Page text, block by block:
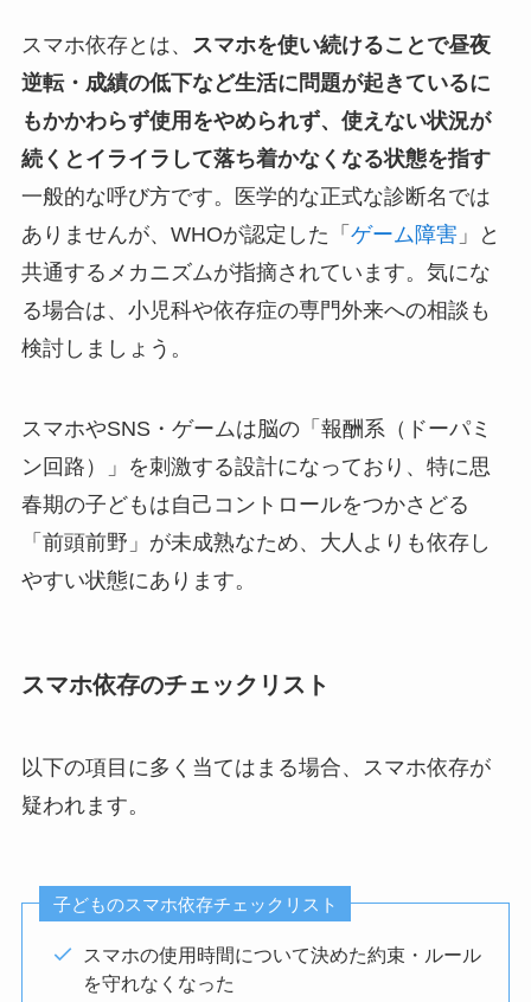
スマホ依存とは、 スマホを使い続けることで昼夜
逆転・成績の低下など生活に問題が起きているに
もかかわらず使用をやめられず、使えない状況が
続くとイライラして落ち着かなくなる状態を指す
一般的な呼び方です。医学的な正式な診断名では
ありませんが、WHOが認定した「 ゲーム障害」と
共通するメカニズムが指摘されています。気にな
る場合は、小児科や依存症の専門外来への相談も
検討しましょう。
スマホやSNS・ゲームは脳の「報酬系（ドーパミ
ン回路）」を刺激する設計になっており、特に思
春期の子どもは自己コントロールをつかさどる
「前頭前野」が未成熟なため、大人よりも依存し
やすい状態にあります。
スマホ依存のチェックリスト
以下の項目に多く当てはまる場合、スマホ依存が
疑われます。
子どものスマホ依存チェックリスト
スマホの使用時間について決めた約束・ルール
を守れなくなった